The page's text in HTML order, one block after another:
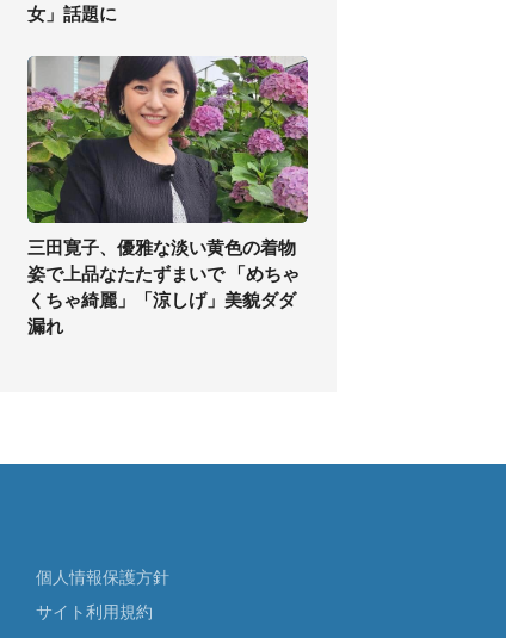
女」話題に
三田寛子、優雅な淡い黄色の着物
姿で上品なたたずまいで 「めちゃ
くちゃ綺麗」「涼しげ」美貌ダダ
漏れ
個人情報保護方針
サイト利用規約